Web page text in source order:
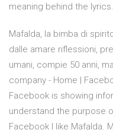
meaning behind the lyrics.
Mafalda, la bimba di
dalle amare riflessioni,
umani, compie 50 anni,
company - Home |
Facebook is showing
understand the purpose
Facebook I like Mafalda.